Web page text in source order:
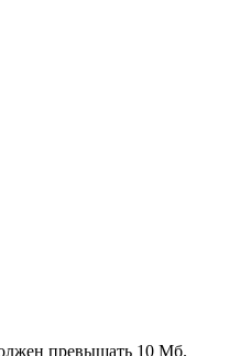
превышать 10 Мб.